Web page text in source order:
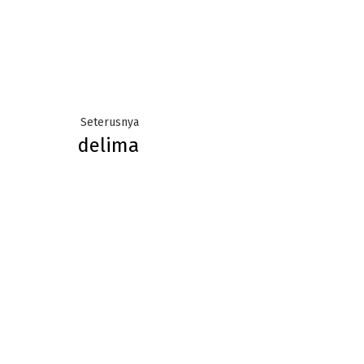
SeterusnyaNext
delima